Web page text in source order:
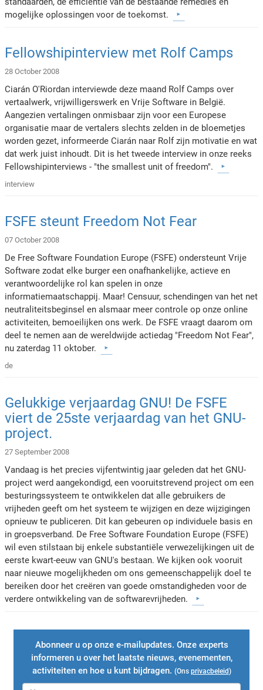
mogelijke oplossingen voor de toekomst.
Fellowshipinterview met Rolf Camps
28 October 2008
Ciarán O'Riordan interviewde deze maand Rolf Camps over
vertaalwerk, vrijwilligerswerk en Vrije Software in België.
Aangezien vertalingen onmisbaar zijn voor een Europese
organisatie maar de vertalers slechts zelden in de bloemetjes
worden gezet, informeerde Ciarán naar Rolf zijn motivatie en wat
dat werk juist inhoudt. Dit is het tweede interview in onze reeks
Fellowshipinterviews - "the smallest unit of freedom".
interview
FSFE steunt Freedom Not Fear
07 October 2008
De Free Software Foundation Europe (FSFE) ondersteunt Vrije
Software zodat elke burger een onafhankelijke, actieve en
verantwoordelijke rol kan spelen in onze
informatiemaatschappij. Maar! Censuur, schendingen van het net
neutraliteitsbeginsel en alsmaar meer controle op onze online
activiteiten, bemoeilijken ons werk. De FSFE vraagt daarom om
deel te nemen aan de wereldwijde actiedag "Freedom Not Fear",
nu zaterdag 11 oktober.
de
Gelukkige verjaardag GNU! De FSFE
viert de 25ste verjaardag van het GNU-
project.
27 September 2008
Vandaag is het precies vijfentwintig jaar geleden dat het GNU-
project werd aangekondigd, een vooruitstrevend project om een
besturingssysteem te ontwikkelen dat alle gebruikers de
vrijheden geeft om het systeem te wijzigen en deze wijzigingen
opnieuw te publiceren. Dit kan gebeuren op individuele basis en
in groepsverband. De Free Software Foundation Europe (FSFE)
wil even stilstaan bij enkele substantiële verwezelijkingen uit de
eerste kwart-eeuw van GNU's bestaan. We kijken ook vooruit
naar nieuwe mogelijkheden om ons gemeenschappelijk doel te
bereiken door het creëren van goede omstandigheden voor de
verdere ontwikkeling van de softwarevrijheden.
Abonneer u op onze e-mailupdates. Onze experts
informeren u over het laatste nieuws, evenementen,
activiteiten en hoe u kunt bijdragen. (Ons privacbeleid)